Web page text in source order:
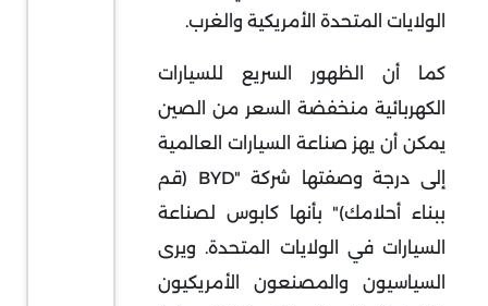
الولايات المتحدة الأمريكية والغرب.
كما أن الظهور السريع للسيارات
الكهربائية منخفضة السعر من الصين
يمكن أن يهز صناعة السيارات العالمية
إلى درجة وصفتها شركة "BYD (قم
ببناء أحلامك)" بأنها كابوس لصناعة
السيارات في الولايات المتحدة. ويرى
السياسيون والمصنعون الأمريكيون